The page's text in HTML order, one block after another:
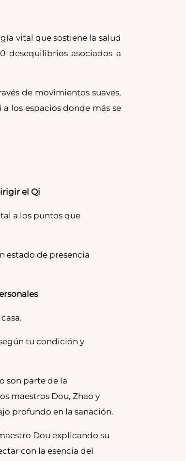
vital que sostiene la salud
desequilibrios asociados a
de movimientos suaves,
los espacios donde más se
el Qi
a los puntos que
estado de presencia
tu condición y
son parte de la
maestros Dou, Zhao y
profundo en la sanación.
Dou explicando su
con la esencia del